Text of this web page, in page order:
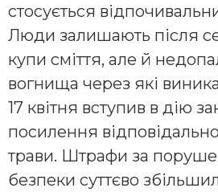
стосується
Люди залишають після
купи сміття, але й
вогнища через які
17 квітня вступив в дію
посилення
трави. Штрафи за
безпеки суттєво